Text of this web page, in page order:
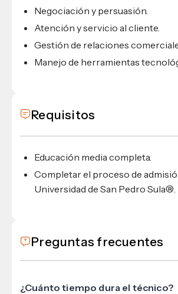
Negociación y persuasión.
Atención y servicio al cliente.
Gestión de relaciones
Manejo de herramientas
Requisitos
Educación media completa.
Completar el proceso de
Universidad de San Pedro Sula®.
Preguntas frecuentes
¿Cuánto tiempo dura el técnico?